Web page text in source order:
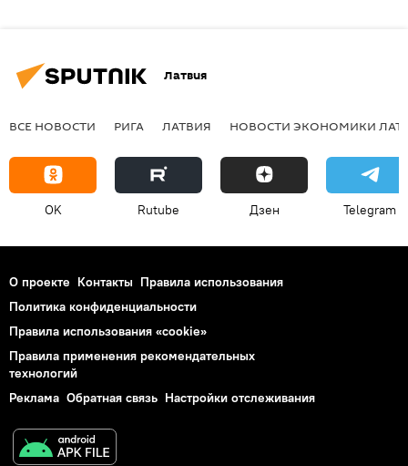
Латвия
ВСЕ НОВОСТИ РИГА ЛАТВИЯ НОВОСТИ ЭКОНОМИКИ
OK Rutube Дзен Telegram
О проекте Контакты Правила использования
Политика конфиденциальности
Правила использования «cookie»
Правила применения рекомендательных
технологий
Реклама Обратная связь Настройки отслеживания